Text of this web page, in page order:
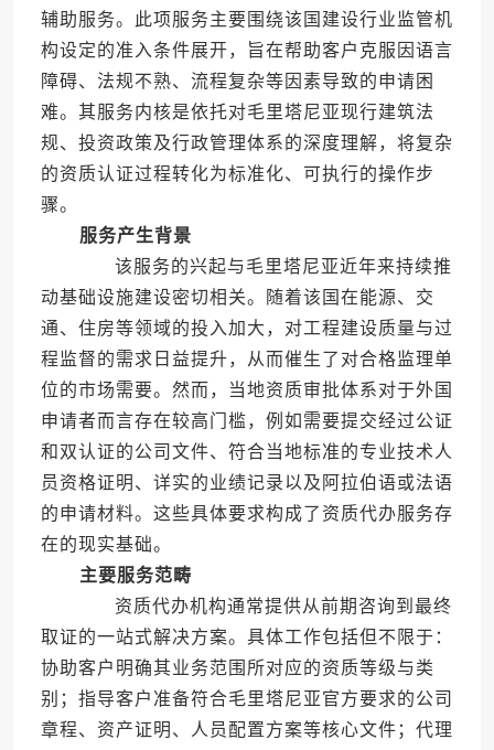
辅助服务。此项服务主要围绕该国建设行业监管机
构设定的准入条件展开，旨在帮助客户克服因语言
障碍、法规不熟、流程复杂等因素导致的申请困
难。其服务内核是依托对毛里塔尼亚现行建筑法
规、投资政策及行政管理体系的深度理解，将复杂
的资质认证过程转化为标准化、可执行的操作步
骤。
服务产生背景
该服务的兴起与毛里塔尼亚近年来持续推
动基础设施建设密切相关。随着该国在能源、交
通、住房等领域的投入加大，对工程建设质量与过
程监督的需求日益提升，从而催生了对合格监理单
位的市场需要。然而，当地资质审批体系对于外国
申请者而言存在较高门槛，例如需要提交经过公证
和双认证的公司文件、符合当地标准的专业技术人
员资格证明、详实的业绩记录以及阿拉伯语或法语
的申请材料。这些具体要求构成了资质代办服务存
在的现实基础。
主要服务范畴
资质代办机构通常提供从前期咨询到最终
取证的一站式解决方案。具体工作包括但不限于：
协助客户明确其业务范围所对应的资质等级与类
别；指导客户准备符合毛里塔尼亚官方要求的公司
章程、资产证明、人员配置方案等核心文件；代理